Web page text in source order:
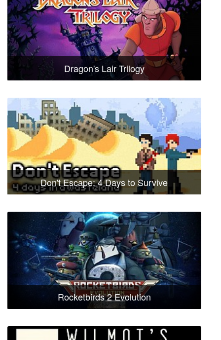
Dragon's Lair Trilogy
Don't Escape: 4 Days to Survive
Rocketbirds 2 Evolution